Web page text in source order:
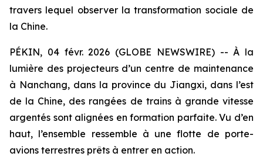
travers lequel observer la transformation sociale de
la Chine.
PÉKIN, 04 févr. 2026 (GLOBE NEWSWIRE) -- À la
lumière des projecteurs d’un centre de maintenance
à Nanchang, dans la province du Jiangxi, dans l’est
de la Chine, des rangées de trains à grande vitesse
argentés sont alignées en formation parfaite. Vu d’en
haut, l’ensemble ressemble à une flotte de porte-
avions terrestres prêts à entrer en action.